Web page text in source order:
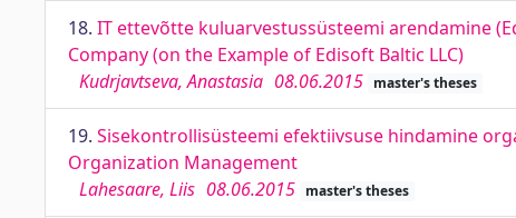
18. IT ettevõtte kuluarvestussüsteemi arendamine
Company (on the Example of Edisoft Baltic LLC)
Kudrjavtseva, Anastasia 08.06.2015 master's theses
19. Sisekontrollisüsteemi efektiivsuse hindamine
Organization Management
Lahesaare, Liis 08.06.2015 master's theses